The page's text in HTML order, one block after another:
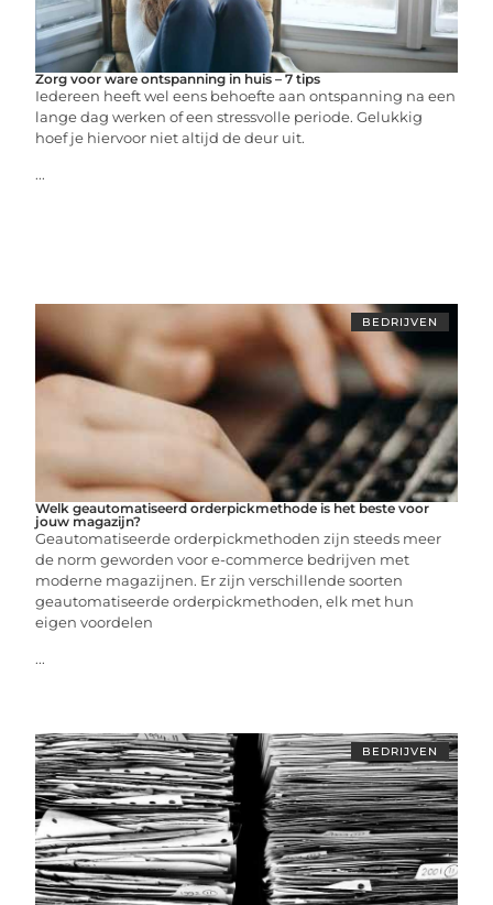
Zorg voor ware ontspanning in huis – 7 tips
Iedereen heeft wel eens behoefte aan ontspanning na een
lange dag werken of een stressvolle periode. Gelukkig
hoef je hiervoor niet altijd de deur uit.
...
BEDRIJVEN
Welk geautomatiseerd orderpickmethode is het beste voor
jouw magazijn?
Geautomatiseerde orderpickmethoden zijn steeds meer
de norm geworden voor e-commerce bedrijven met
moderne magazijnen. Er zijn verschillende soorten
geautomatiseerde orderpickmethoden, elk met hun
eigen voordelen
...
BEDRIJVEN